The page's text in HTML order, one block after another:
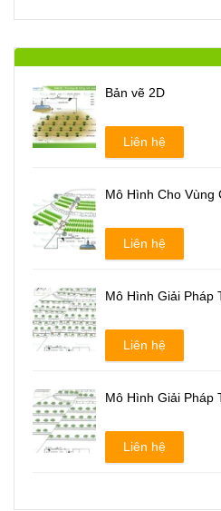
Bản vẽ 2D
Liên hệ
Mô Hình Cho
Liên hệ
Mô Hình Giải Pháp
Liên hệ
Mô Hình Giải Pháp
Liên hệ